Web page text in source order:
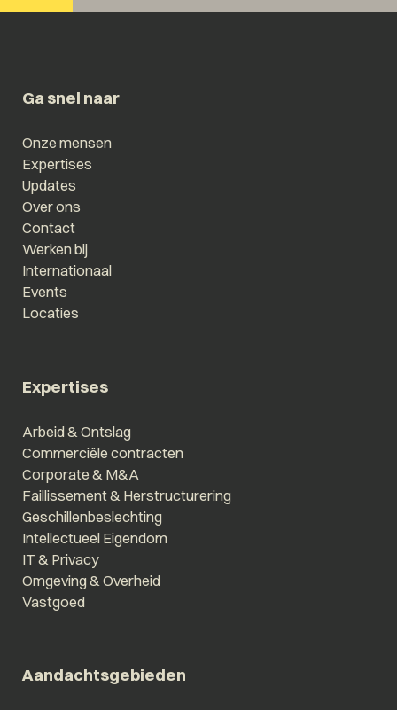
Ga snel naar
Onze mensen
Expertises
Updates
Over ons
Contact
Werken bij
Internationaal
Events
Locaties
Expertises
Arbeid & Ontslag
Commerciële contracten
Corporate & M&A
Faillissement & Herstructurering
Geschillenbeslechting
Intellectueel Eigendom
IT & Privacy
Omgeving & Overheid
Vastgoed
Aandachtsgebieden